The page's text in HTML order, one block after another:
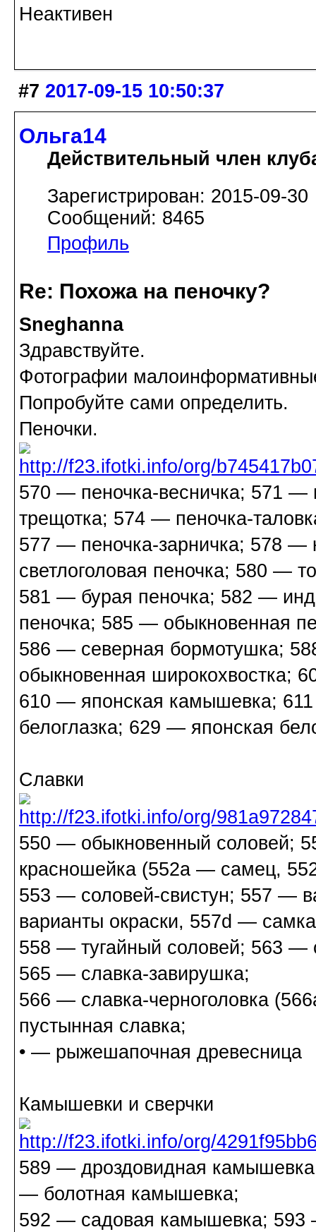
Неактивен
#7 2017-09-15 10:50:37
Ольга14
Действительный член
Зарегистрирован: 2015-09-30
Сообщений: 8465
Профиль
Re: Похожа на пеночку?
Sneghanna
Здравствуйте.
Фотографии
Попробуйте сами определить.
Пеночки.
570 — пеночка-весничка; 571 —
трещотка; 574 — пеночка-
577 — пеночка-зарничка; 578 —
светлоголовая пеночка; 580 —
581 — бурая пеночка; 582 —
пеночка; 585 — обыкновенная
586 — северная бормотушка;
обыкновенная широкохвостка;
610 — японская камышевка;
белоглазка; 629 — японская
Славки
550 — обыкновенный соловей;
красношейка (552a — самец,
553 — соловей-свистун; 557 —
варианты окраски, 557d —
558 — тугайный соловей; 563 —
565 — славка-завирушка;
566 — славка-черноголовка
пустынная славка;
• — рыжешапочная древесница
Камышевки и сверчки
589 — дроздовидная
— болотная камышевка;
592 — садовая камышевка;